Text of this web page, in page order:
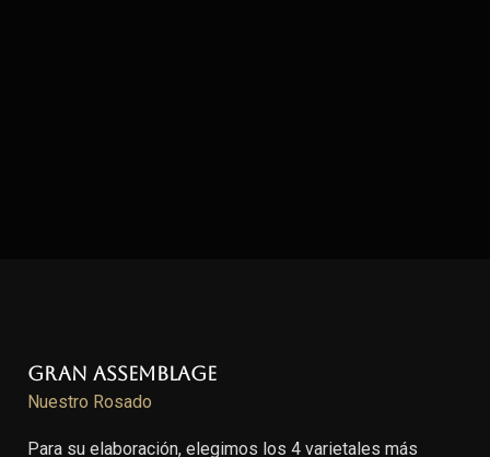
Gran Assemblage
Nuestro Rosado
Para su elaboración, elegimos los 4 varietales más